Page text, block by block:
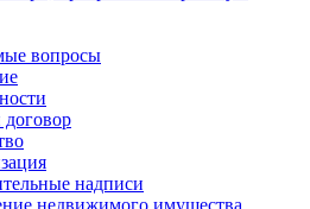
вопросы
надписи
недвижимого имущества